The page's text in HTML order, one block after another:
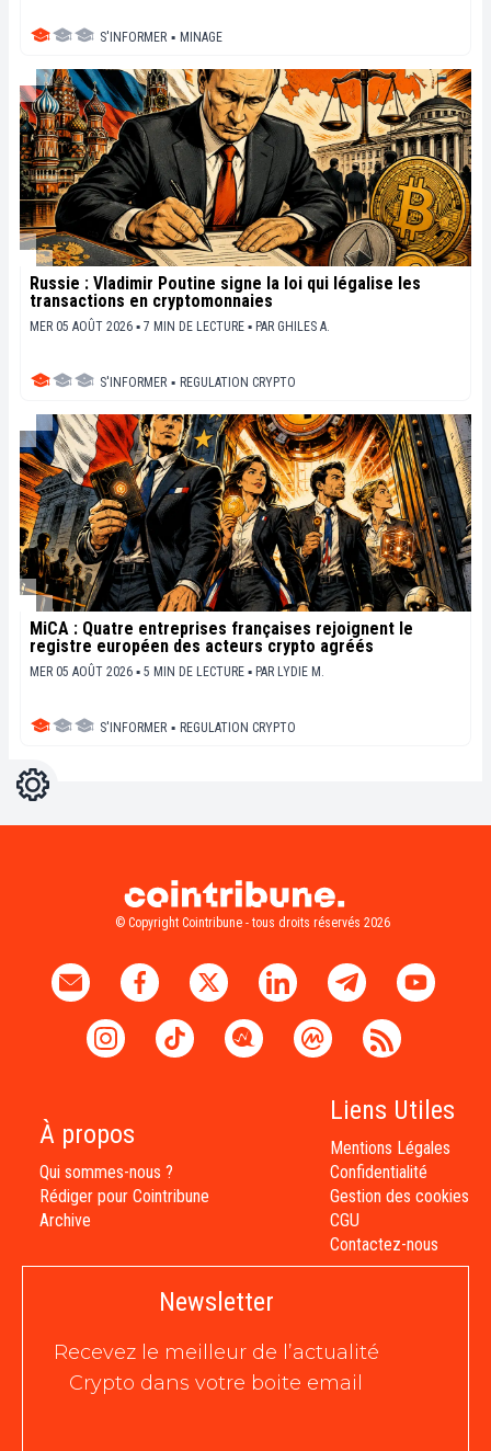
S'INFORMER ▪ MINAGE
Russie : Vladimir Poutine signe la loi qui légalise les
transactions en cryptomonnaies
MER 05 AOÛT 2026 ▪ 7 MIN DE LECTURE ▪ PAR GHILES A.
S'INFORMER ▪ REGULATION CRYPTO
MiCA : Quatre entreprises françaises rejoignent le
registre européen des acteurs crypto agréés
MER 05 AOÛT 2026 ▪ 5 MIN DE LECTURE ▪ PAR LYDIE M.
S'INFORMER ▪ REGULATION CRYPTO
Réglages
© Copyright Cointribune - tous droits réservés 2026
À propos
Qui sommes-nous ?
Rédiger pour Cointribune
Archive
Liens Utiles
Mentions Légales
Confidentialité
Gestion des cookies
CGU
Contactez-nous
Newsletter
Recevez le meilleur de l’actualité
Crypto dans votre boite email